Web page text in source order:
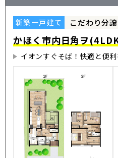
新築一戸建て こだわり分譲
かほく市内日角ヲ
イオンすぐそば！快適と便